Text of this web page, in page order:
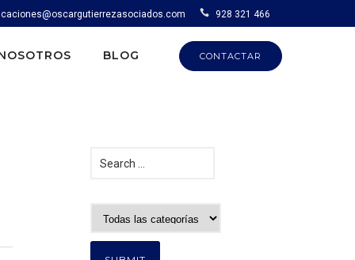
928 321 466
CONTACTAR
BLOG